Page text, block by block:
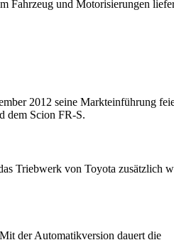
und Motorisierungen
2012 seine Markteinführung
dem Scion FR-S.
Triebwerk von Toyota zusätzlich
der Automatikversion dauert die